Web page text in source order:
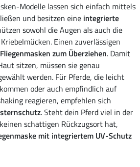
Modelle lassen sich einfach mittels
und besitzen eine integrierte
sowohl die Augen als auch die
Einen zuverlässigen
Fliegenmasken zum Überziehen. Damit
sitzen, müssen sie genau
werden. Für Pferde, die leicht
oder auch empfindlich auf
reagieren, empfehlen sich
. Steht dein Pferd viel in der
schattigen Rückzugsort hat,
mit integriertem UV-Schutz